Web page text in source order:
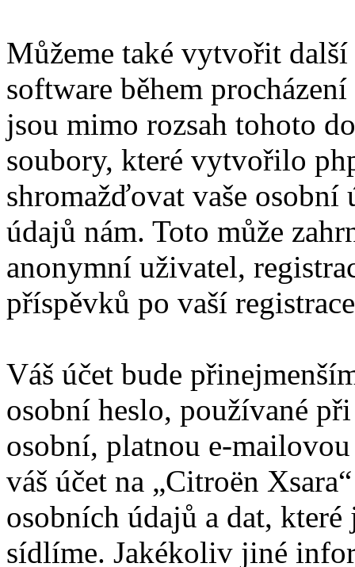
Můžeme také vytvořit
software během
jsou mimo rozsah tohoto
soubory, které vytvořilo
shromažďovat vaše osobní
údajů nám. Toto může
anonymní uživatel,
příspěvků po vaší
Váš účet bude
osobní heslo, používané
osobní, platnou e-
váš účet na „Citroën
osobních údajů a dat,
sídlíme. Jakékoliv jiné